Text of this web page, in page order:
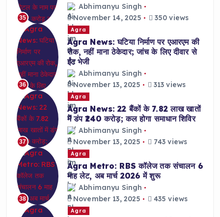
35
Abhimanyu Singh
November 14, 2025
350 views
36
Agra
Agra News: घटिया निर्माण पर एआरएम की
रोक, नहीं माना ठेकेदार; जांच के लिए दीवार से
ईंट भेजी
Abhimanyu Singh
November 13, 2025
313 views
37
Agra
Agra News: 22 बैंकों के 7.82 लाख खातों
में डंप ₹240 करोड़; कल होगा समाधान शिविर
Abhimanyu Singh
November 13, 2025
743 views
38
Agra
Agra Metro: RBS कॉलेज तक संचालन 6
माह लेट, अब मार्च 2026 में शुरू
Abhimanyu Singh
November 13, 2025
435 views
Agra